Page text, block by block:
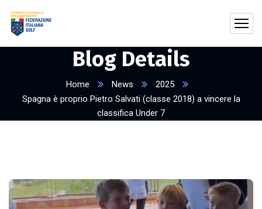
Blog Details
Home News
2025
Spagna è proprio Pietro Salvati (classe 2018) a vincere la
classifica Under 7